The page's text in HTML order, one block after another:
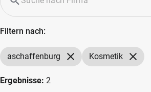
Filtern nach:
aschaffenburg Kosmetik
Ergebnisse:2